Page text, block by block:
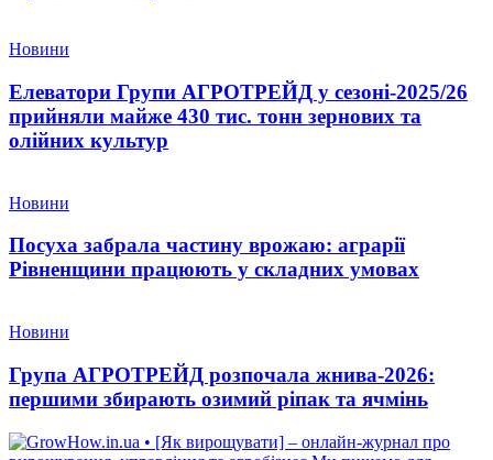
Новини
Елеватори Групи АГРОТРЕЙД у сезоні-2025/26
прийняли майже 430 тис. тонн зернових та
олійних культур
Новини
Посуха забрала частину врожаю: аграрії
Рівненщини працюють у складних умовах
Новини
Група АГРОТРЕЙД розпочала жнива-2026:
першими збирають озимий ріпак та ячмінь